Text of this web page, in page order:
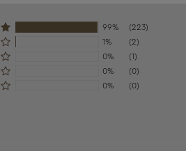
99%
(223)
1%
(2)
0%
(1)
0%
(0)
0%
(0)